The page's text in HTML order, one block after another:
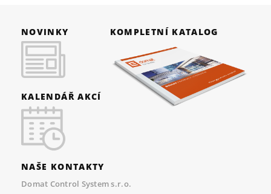
NOVINKY
KALENDÁŘ AKCÍ
KOMPLETNÍ KATALOG
NAŠE KONTAKTY
Domat Control System s.r.o.